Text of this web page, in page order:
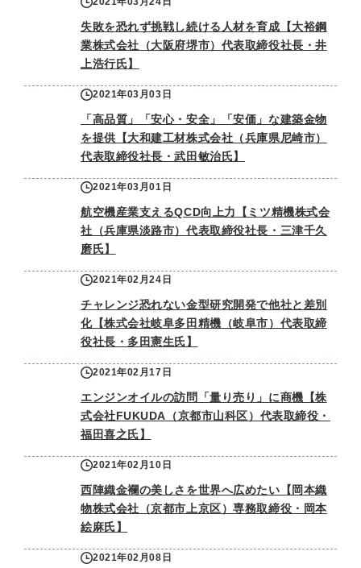
失敗を恐れず挑戦し続ける人材を育成【大裕鋼
業株式会社（大阪府堺市）代表取締役社長・井
上浩行氏】
2021年03月03日
「高品質」「安心・安全」「安価」な建築金物
を提供【大和建工材株式会社（兵庫県尼崎市）
代表取締役社長・武田敏治氏】
2021年03月01日
航空機産業支えるQCD向上力【ミツ精機株式会
社（兵庫県淡路市）代表取締役社長・三津千久
磨氏】
2021年02月24日
チャレンジ恐れない金型研究開発で他社と差別
化【株式会社岐阜多田精機（岐阜市）代表取締
役社長・多田憲生氏】
2021年02月17日
エンジンオイルの訪問「量り売り」に商機【株
式会社FUKUDA（京都市山科区）代表取締役・
福田喜之氏】
2021年02月10日
西陣織金襴の美しさを世界へ広めたい【岡本織
物株式会社（京都市上京区）専務取締役・岡本
絵麻氏】
2021年02月08日